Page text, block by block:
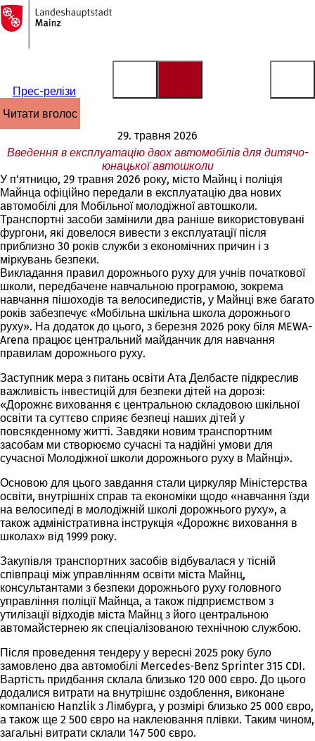
Перейти до змісту
На
головну
сторінку
Прес-релізи
читати вголос
29. травня 2026
Введення в експлуатацію двох автомобілів для дитячо-
юнацької автошколи
У п'ятницю, 29 травня 2026 року, місто Майнц і поліція
Майнца офіційно передали в експлуатацію два нових
автомобілі для Мобільної молодіжної автошколи.
Транспортні засоби замінили два раніше використовувані
фургони, які довелося вивести з експлуатації після
приблизно 30 років служби з економічних причин і з
міркувань безпеки.
Викладання правил дорожнього руху для учнів початкової
школи, передбачене навчальною програмою, зокрема
навчання пішоходів та велосипедистів, у Майнці вже багато
років забезпечує «Мобільна шкільна школа дорожнього
руху». На додаток до цього, з березня 2026 року біля MEWA-
Arena працює центральний майданчик для навчання
правилам дорожнього руху.
Заступник мера з питань освіти Ата Делбасте підкреслив
важливість інвестицій для безпеки дітей на дорозі:
«Дорожнє виховання є центральною складовою шкільної
освіти та суттєво сприяє безпеці наших дітей у
повсякденному житті. Завдяки новим транспортним
засобам ми створюємо сучасні та надійні умови для
сучасної Молодіжної школи дорожнього руху в Майнці».
Основою для цього завдання стали циркуляр Міністерства
освіти, внутрішніх справ та економіки щодо «навчання їзди
на велосипеді в молодіжній школі дорожнього руху», а
також адміністративна інструкція «Дорожнє виховання в
школах» від 1999 року.
Закупівля транспортних засобів відбувалася у тісній
співпраці між управлінням освіти міста Майнц,
консультантами з безпеки дорожнього руху головного
управління поліції Майнца, а також підприємством з
утилізації відходів міста Майнц з його центральною
автомайстернею як спеціалізованою технічною службою.
Після проведення тендеру у вересні 2025 року було
замовлено два автомобілі Mercedes-Benz Sprinter 315 CDI.
Вартість придбання склала близько 120 000 євро. До цього
додалися витрати на внутрішнє оздоблення, виконане
компанією Hanzlik з Лімбурга, у розмірі близько 25 000 євро,
а також ще 2 500 євро на наклеювання плівки. Таким чином,
загальні витрати склали 147 500 євро.